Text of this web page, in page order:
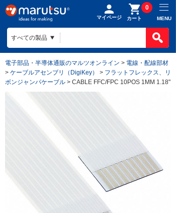
マイページ カート
0
MENU
電子部品・半導体通販のマルツオンライン > 電線・配線部材
> ケーブルアセンブリ（DigiKey） > フラットフレックス、リ
ボンジャンパケーブル > CABLE FFC/FPC 10POS 1MM 1.18"